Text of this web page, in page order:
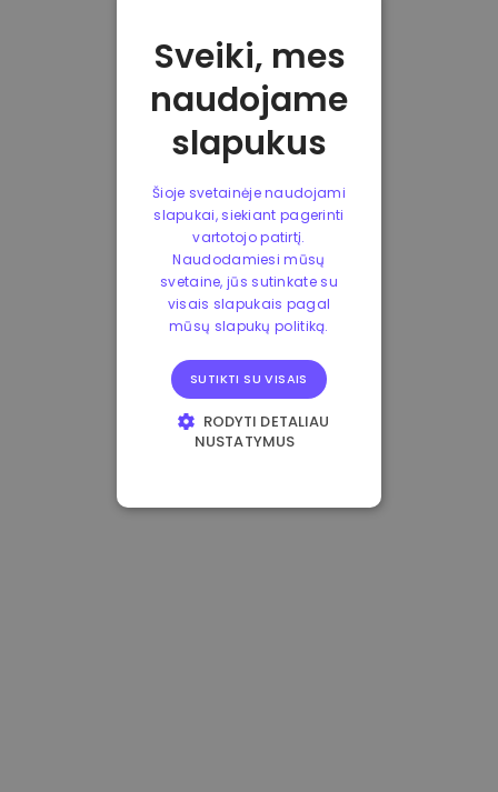
Sveiki, mes
naudojame
slapukus
Šioje svetainėje naudojami
slapukai, siekiant pagerinti
vartotojo patirtį.
Naudodamiesi mūsų
svetaine, jūs sutinkate su
visais slapukais pagal
mūsų slapukų politiką.
SUTIKTI SU VISAIS
RODYTI DETALIAU
NUSTATYMUS